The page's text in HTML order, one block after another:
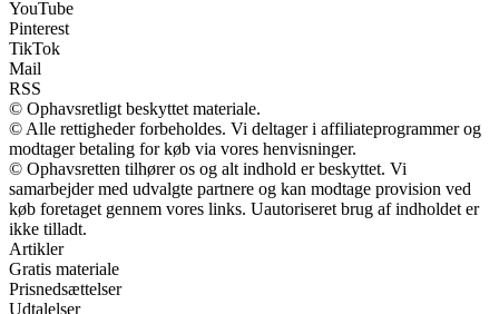
YouTube
Pinterest
TikTok
Mail
RSS
© Ophavsretligt beskyttet materiale.
© Alle rettigheder forbeholdes. Vi deltager i affiliateprogrammer og
modtager betaling for køb via vores henvisninger.
© Ophavsretten tilhører os og alt indhold er beskyttet. Vi
samarbejder med udvalgte partnere og kan modtage provision ved
køb foretaget gennem vores links. Uautoriseret brug af indholdet er
ikke tilladt.
Artikler
Gratis materiale
Prisnedsættelser
Udtalelser